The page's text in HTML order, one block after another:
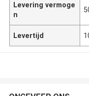
Levering vermoge
n
Levertijd